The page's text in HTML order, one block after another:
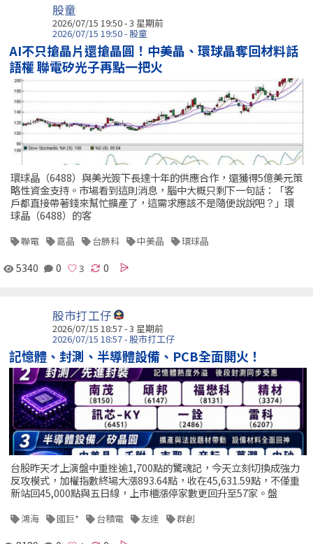
股童
2026/07/15 19:50 - 3 星期前
2026/07/15 19:50 - 股童
AI不只搶晶片還搶晶圓！中美晶、環球晶奪回材料話
語權 聯電矽光子再點一把火
環球晶（6488）與美光簽下長達十年的供應合作，還獲得5億美元策
略性資金支持。市場看到這則消息，腦中大概只剩下一句話：「客
戶都直接帶著錢來幫忙擴產了，這需求應該不是隨便說說吧？」環
球晶（6488）的客
聯電 嘉晶 台勝科 中美晶 環球晶
5340 0 0
股市打工仔
2026/07/15 18:57 - 3 星期前
2026/07/15 18:57 - 股市打工仔
記憶體、封測、半導體設備、PCB全面開火！
台股昨天才上演盤中重挫逾1,700點的驚魂記，今天立刻切換成強力
反攻模式，加權指數終場大漲893.64點，收在45,631.59點，不僅重
新站回45,000點與五日線，上市櫃漲停家數更回升至57家。盤
鴻海 國巨* 台積電 友達 群創